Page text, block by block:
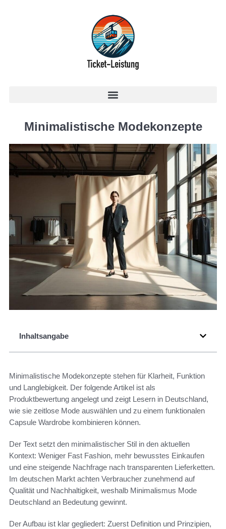
Minimalistische Modekonzepte
Inhaltsangabe
Minimalistische Modekonzepte stehen für Klarheit, Funktion
und Langlebigkeit. Der folgende Artikel ist als
Produktbewertung angelegt und zeigt Lesern in Deutschland,
wie sie zeitlose Mode auswählen und zu einem funktionalen
Capsule Wardrobe kombinieren können.
Der Text setzt den minimalistischer Stil in den aktuellen
Kontext: Weniger Fast Fashion, mehr bewusstes Einkaufen
und eine steigende Nachfrage nach transparenten Lieferketten.
Im deutschen Markt achten Verbraucher zunehmend auf
Qualität und Nachhaltigkeit, weshalb Minimalismus Mode
Deutschland an Bedeutung gewinnt.
Der Aufbau ist klar gegliedert: Zuerst Definition und Prinzipien,